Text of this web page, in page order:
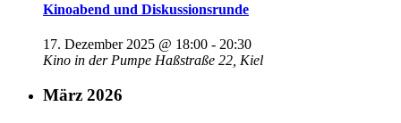
Kinoabend und Diskussionsrunde
17. Dezember 2025 @ 18:00 - 20:30
Kino in der Pumpe Haßstraße 22, Kiel
März 2026